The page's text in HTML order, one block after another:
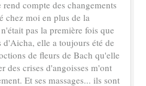
compte des changements
chez moi en plus de la
pas la première fois que
elle a toujours été de
de fleurs de Bach qu'elle
des crises d'angoisses m'ont
Et ses massages... ils sont